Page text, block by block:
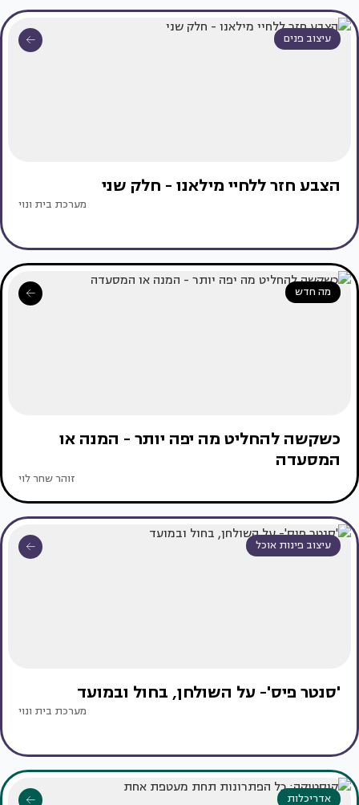
עיצוב פנים
הצבע חזר ללחיי מילאנו - חלק שני
מערכת בית ונוי
מה חדש
כשקשה להחליט מה יפה יותר - המנה או
המסעדה
זוהר שחר לוי
עיצוב פינות אוכל
'סנטר פיס'- על השולחן, בחול ובמועד
מערכת בית ונוי
אדריכלות